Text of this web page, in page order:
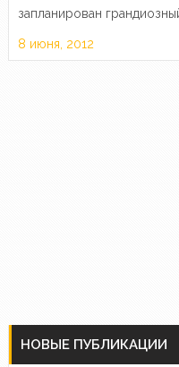
запланирован
8 июня, 2012
НОВЫЕ ПУБЛИКАЦИИ